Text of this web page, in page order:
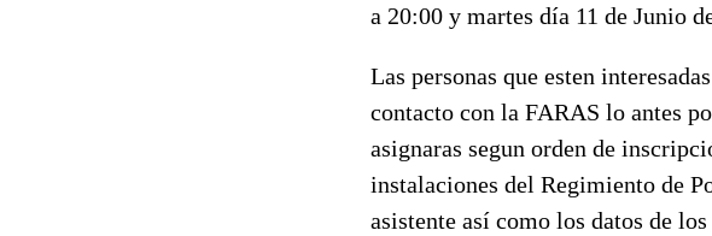
a 20:00 y martes día 11 de Junio
Las personas que esten
contacto con la FARAS lo antes
asignaras segun orden de
instalaciones del Regimiento de
asistente así como los datos de